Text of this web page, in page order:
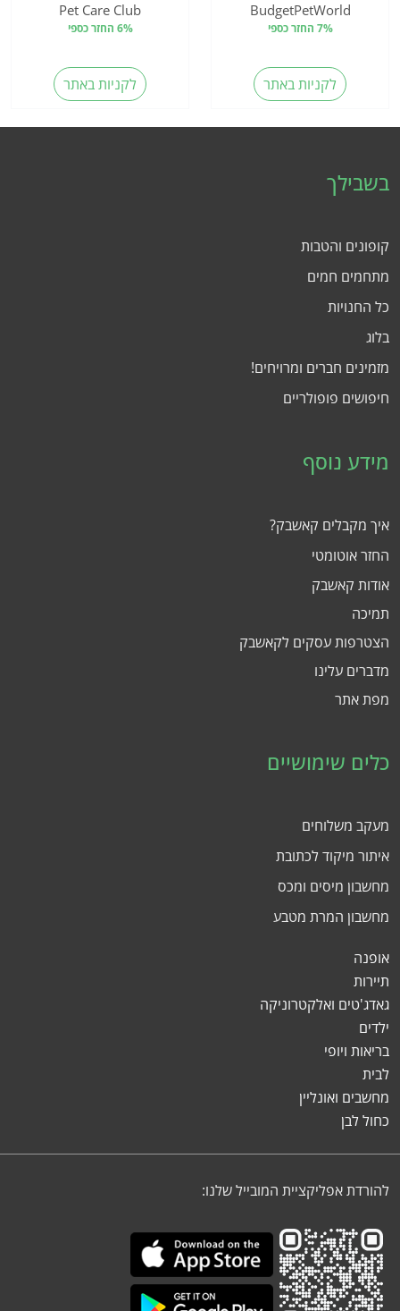
BudgetPetWorld
7% החזר כספי
לקניות באתר
Pet Care Club
6% החזר כספי
לקניות באתר
בשבילך
קופונים והטבות
מתחמים חמים
כל החנויות
בלוג
מזמינים חברים ומרויחים!
חיפושים פופולריים
מידע נוסף
איך מקבלים קאשבק?
החזר אוטומטי
אודות קאשבק
תמיכה
הצטרפות עסקים לקאשבק
מדברים עלינו
מפת אתר
כלים שימושיים
מעקב משלוחים
איתור מיקוד לכתובת
מחשבון מיסים ומכס
מחשבון המרת מטבע
אופנה
תיירות
גאדג'טים ואלקטרוניקה
ילדים
בריאות ויופי
לבית
מחשבים ואונליין
כחול לבן
להורדת אפליקציית המובייל שלנו: